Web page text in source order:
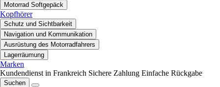
Motorrad Softgepäck
Kopfhörer
Schutz und Sichtbarkeit
Navigation und Kommunikation
Ausrüstung des Motorradfahrers
Lagerräumung
Marken
Kundendienst in Frankreich Sichere Zahlung Einfache Rückgabe
Suchen